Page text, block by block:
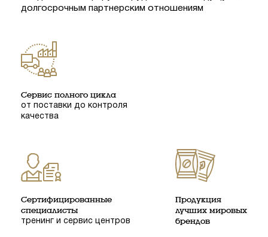
долгосрочным партнерским отношениям
Сервис полного цикла
от поставки до контроля
качества
Сертифицированные
специалисты
тренинг и сервис центров
Продукция
лучших мировых
брендов